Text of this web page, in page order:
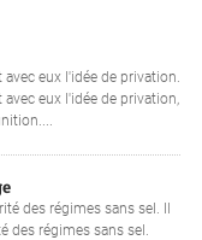
eux l'idée de privation.
eux l'idée de privation,
des régimes sans sel. Il
des régimes sans sel.